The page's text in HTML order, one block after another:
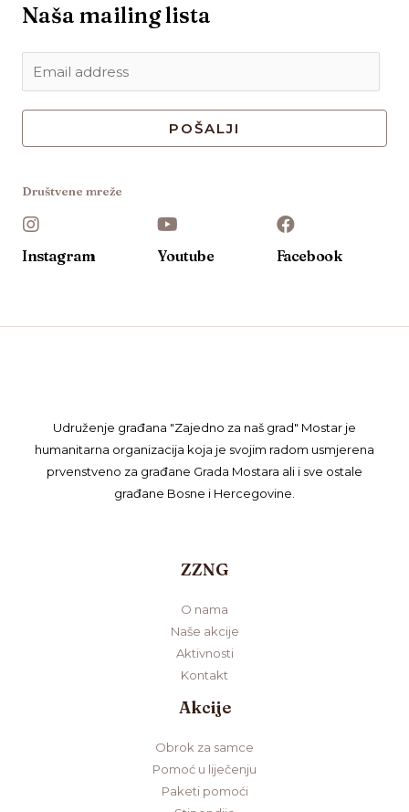
Naša mailing lista
POŠALJI
Društvene mreže
Instagram Youtube Facebook
Udruženje građana "Zajedno za naš grad" Mostar je
humanitarna organizacija koja je svojim radom usmjerena
prvenstveno za građane Grada Mostara ali i sve ostale
građane Bosne i Hercegovine.
ZZNG
O nama
Naše akcije
Aktivnosti
Kontakt
Akcije
Obrok za samce
Pomoć u liječenju
Paketi pomoći